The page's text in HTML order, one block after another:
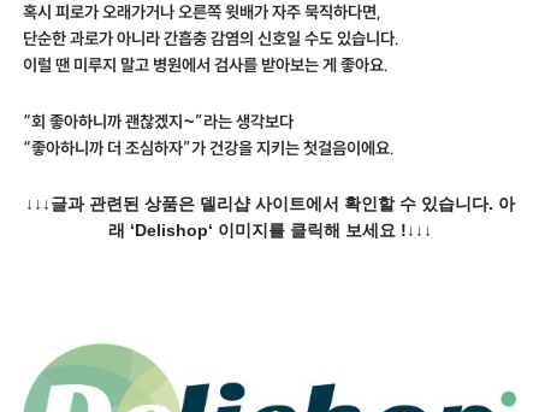
혹시 피로가 오래가거나 오른쪽 윗배가 자주 묵직하다면,
단순한 과로가 아니라 간흡충 감염의 신호일 수도 있습니다.
이럴 땐 미루지 말고 병원에서 검사를 받아보는 게 좋아요.
“회 좋아하니까 괜찮겠지~”라는 생각보다
“좋아하니까 더 조심하자”가 건강을 지키는 첫걸음이에요.
↓↓↓글과 관련된 상품은 델리샵 사이트에서 확인할 수 있습니다. 아
래 ‘Delishop‘ 이미지를 클릭해 보세요 !↓↓↓